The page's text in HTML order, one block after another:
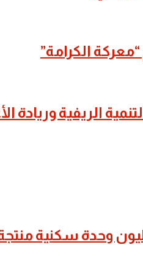
الكرامة”
الريفية وريادة
وحدة سكنية